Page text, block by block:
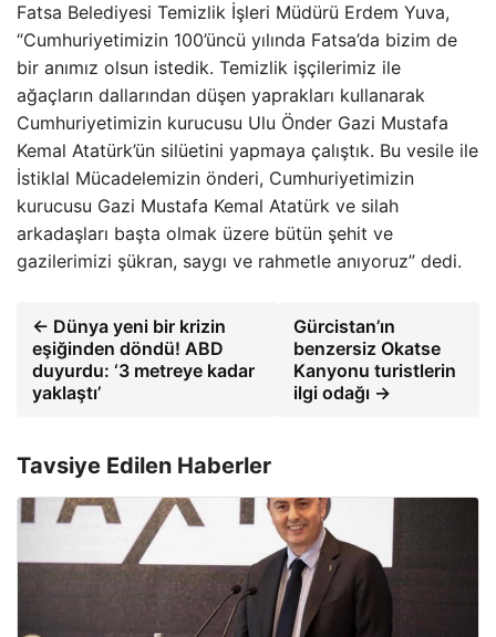
Fatsa Belediyesi Temizlik İşleri Müdürü Erdem Yuva,
“Cumhuriyetimizin 100’üncü yılında Fatsa’da bizim de
bir anımız olsun istedik. Temizlik işçilerimiz ile
ağaçların dallarından düşen yaprakları kullanarak
Cumhuriyetimizin kurucusu Ulu Önder Gazi Mustafa
Kemal Atatürk’ün silüetini yapmaya çalıştık. Bu vesile ile
İstiklal Mücadelemizin önderi, Cumhuriyetimizin
kurucusu Gazi Mustafa Kemal Atatürk ve silah
arkadaşları başta olmak üzere bütün şehit ve
gazilerimizi şükran, saygı ve rahmetle anıyoruz” dedi.
← Dünya yeni bir krizin
eşiğinden döndü! ABD
duyurdu: ‘3 metreye kadar
yaklaştı’
Gürcistan’ın
benzersiz Okatse
Kanyonu turistlerin
ilgi odağı →
Tavsiye Edilen Haberler